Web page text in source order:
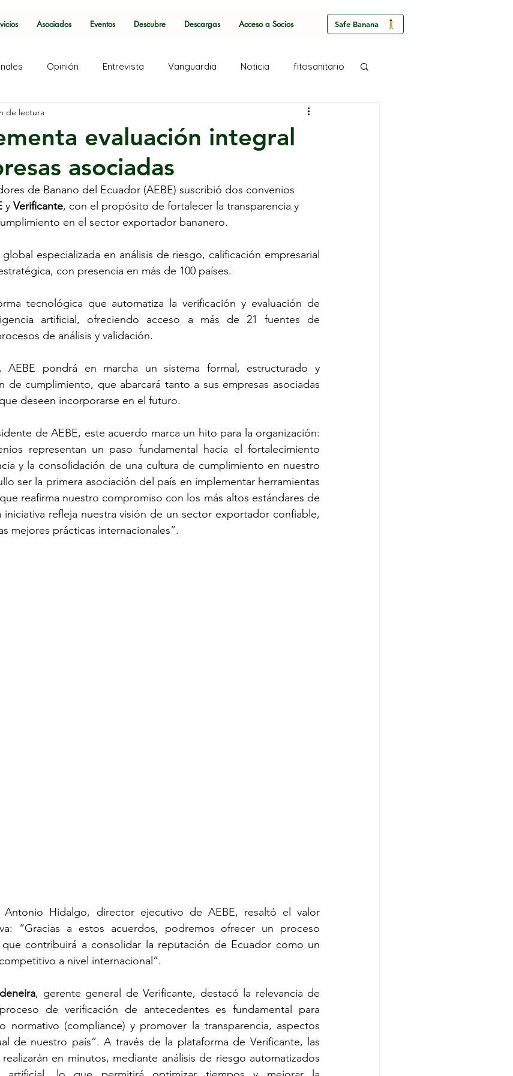
Asociados Eventos Descubre Descargas Acceso a Socios Safe Banana
Opinión Entrevista Vanguardia Noticia fitosanitario
evaluación integral
asociadas
de lectura
de Banano del Ecuador (AEBE) suscribió dos convenios
y Verificante, con el propósito de fortalecer la transparencia y
en el sector exportador bananero.
especializada en análisis de riesgo, calificación empresarial
con presencia en más de 100 países.
tecnológica que automatiza la verificación y evaluación de
artificial, ofreciendo acceso a más de 21 fuentes de
de análisis y validación.
AEBE pondrá en marcha un sistema formal, estructurado y
de cumplimiento, que abarcará tanto a sus empresas asociadas
deseen incorporarse en el futuro.
de AEBE, este acuerdo marca un hito para la organización:
representan un paso fundamental hacia el fortalecimiento
y la consolidación de una cultura de cumplimiento en nuestro
ser la primera asociación del país en implementar herramientas
reafirma nuestro compromiso con los más altos estándares de
iniciativa refleja nuestra visión de un sector exportador confiable,
mejores prácticas internacionales”.
Hidalgo, director ejecutivo de AEBE, resaltó el valor
“Gracias a estos acuerdos, podremos ofrecer un proceso
contribuirá a consolidar la reputación de Ecuador como un
a nivel internacional”.
, gerente general de Verificante, destacó la relevancia de
de verificación de antecedentes es fundamental para
normativo (compliance) y promover la transparencia, aspectos
de nuestro país”. A través de la plataforma de Verificante, las
en minutos, mediante análisis de riesgo automatizados